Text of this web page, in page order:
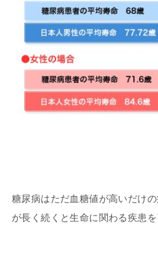
糖尿病はただ血糖値が高いだけ
が長く続くと生命に関わる疾患を